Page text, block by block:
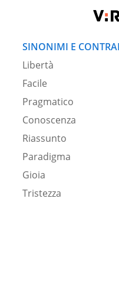
SINONIMI E
Libertà
Facile
Pragmatico
Conoscenza
Riassunto
Paradigma
Gioia
Tristezza